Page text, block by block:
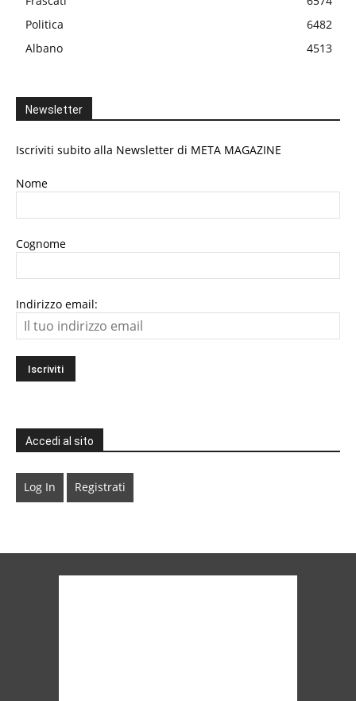
Politica
6482
Albano
4513
Newsletter
Iscriviti subito alla Newsletter di META MAGAZINE
Nome
Cognome
Indirizzo email:
Accedi al sito
Log In Registrati